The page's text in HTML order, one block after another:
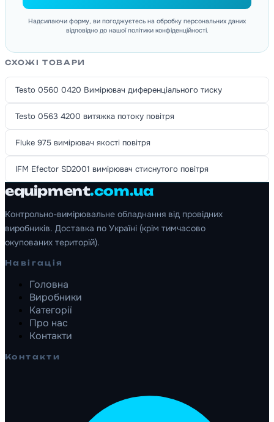
Надсилаючи форму, ви погоджуєтесь на обробку персональних даних
відповідно до нашої політики конфіденційності.
СХОЖІ ТОВАРИ
Testo 0560 0420 Вимірювач диференціального тиску
Testo 0563 4200 витяжка потоку повітря
Fluke 975 вимірювач якості повітря
IFM Efector SD2001 вимірювач стиснутого повітря
equipment.com.ua
Контрольно-вимірювальне обладнання від провідних
виробників. Доставка по Україні (крім тимчасово
окупованих територій).
Навігація
Головна
Виробники
Категорії
Про нас
Контакти
Контакти